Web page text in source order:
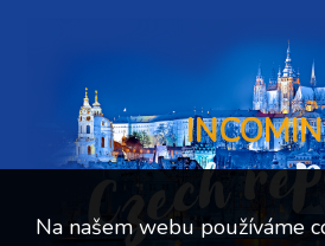
Czech
Na našem webu používáme